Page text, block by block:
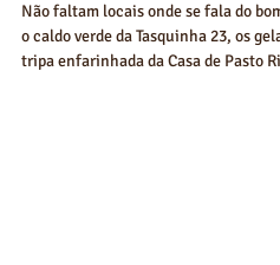
Não faltam locais onde se fala do
o caldo verde da Tasquinha 23, os
tripa enfarinhada da Casa de Pasto